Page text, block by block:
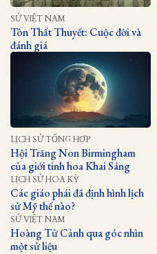
SỬ VIỆT NAM
Tôn Thất Thuyết: Cuộc đời và
đánh giá
LỊCH SỬ TỔNG HỢP
Hội Trăng Non Birmingham
của giới tinh hoa Khai Sáng
LỊCH SỬ HOA KỲ
Các giáo phái đã định hình lịch
sử Mỹ thế nào?
SỬ VIỆT NAM
Hoàng Tử Cảnh qua góc nhìn
một sử liệu